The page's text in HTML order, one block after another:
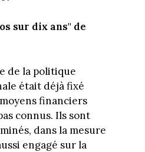
sur dix ans" de
de la politique
était déjà fixé
financiers
connus. Ils sont
dans la mesure
engagé sur la